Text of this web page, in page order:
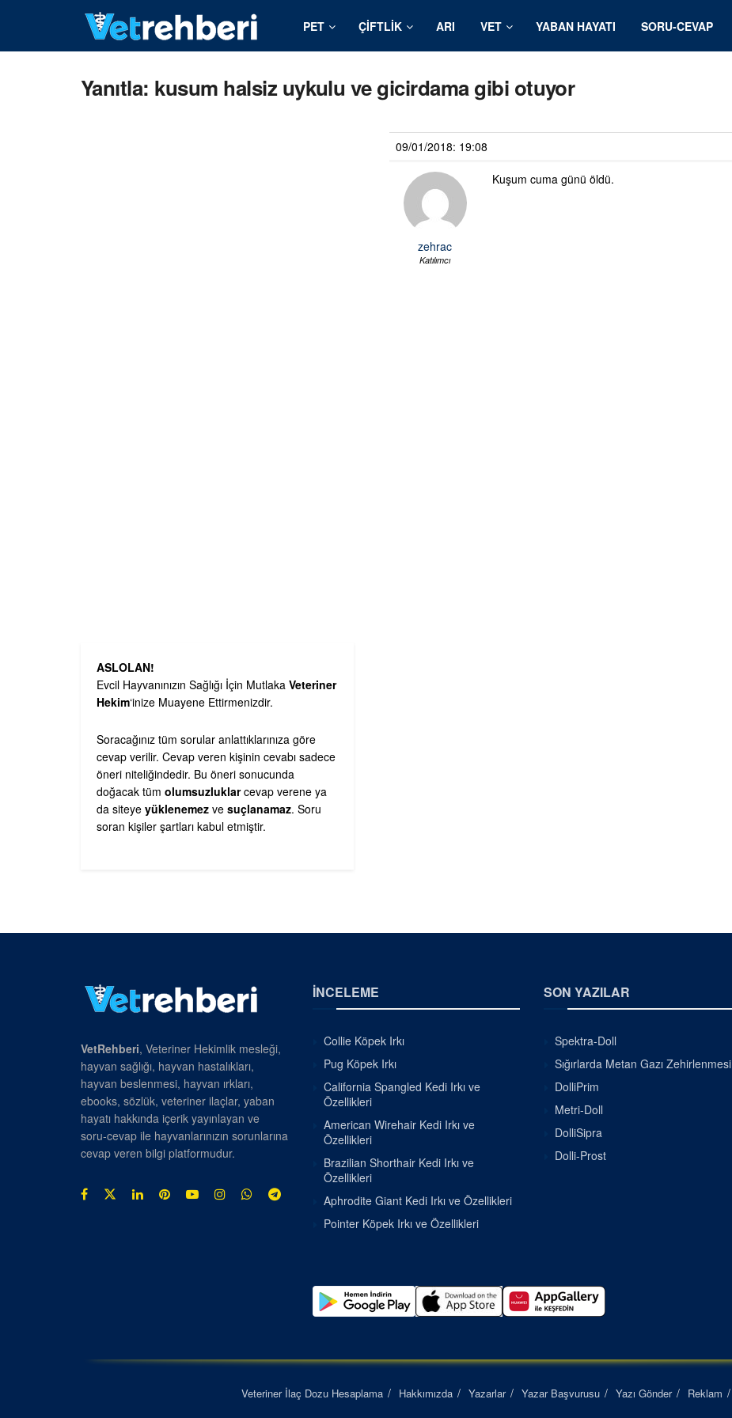
PET ÇIFTLIK ARI VET YABAN HAYATI SORU-CEVAP
Yanıtla: kusum halsiz uykulu ve gicirdama gibi otuyor
09/01/2018: 19:08
zehrac
Katılımcı
Kuşum cuma günü öldü.
ASLOLAN!
Evcil Hayvanınızın Sağlığı İçin Mutlaka Veteriner
Hekim‘inize Muayene Ettirmenizdir.
Soracağınız tüm sorular anlattıklarınıza göre
cevap verilir. Cevap veren kişinin cevabı sadece
öneri niteliğindedir. Bu öneri sonucunda
doğacak tüm olumsuzluklarcevap verene ya
da siteye yüklenemez ve suçlanamaz. Soru
soran kişiler şartları kabul etmiştir.
VetRehberi, Veteriner Hekimlik mesleği,
hayvan sağlığı, hayvan hastalıkları,
hayvan beslenmesi, hayvan ırkları,
ebooks, sözlük, veteriner ilaçlar, yaban
hayatı hakkında içerik yayınlayan ve
soru-cevap ile hayvanlarınızın sorunlarına
cevap veren bilgi platformudur.
İNCELEME
Collie Köpek Irkı
Pug Köpek Irkı
California Spangled Kedi Irkı ve
Özellikleri
American Wirehair Kedi Irkı ve
Özellikleri
Brazilian Shorthair Kedi Irkı ve
Özellikleri
Aphrodite Giant Kedi Irkı ve Özellikleri
Pointer Köpek Irkı ve Özellikleri
SON YAZILAR
Spektra-Doll
Sığırlarda Metan Gazı Zehirlenmesi
DolliPrim
Metri-Doll
DolliSipra
Dolli-Prost
Veteriner İlaç Dozu Hesaplama Hakkımızda Yazarlar Yazar Başvurusu Yazı Gönder Reklam